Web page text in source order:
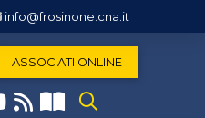
info@frosinone.cna.it
ASSOCIATI ONLINE